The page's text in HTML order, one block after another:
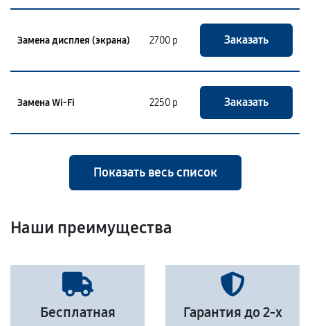
Замена дисплея (экрана) 2700 р Заказать
Замена Wi-Fi 2250 р Заказать
Показать весь список
Наши преимущества
Бесплатная
Гарантия до 2-х